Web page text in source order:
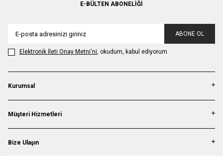
E-BÜLTEN ABONELIĞI
ABONE OL
Elektronik İleti Onay Metni'ni, okudum, kabul ediyorum.
Kurumsal
Müşteri Hizmetleri
Bize Ulaşın